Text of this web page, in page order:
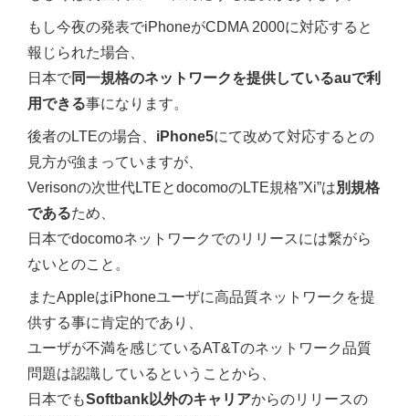
もし今夜の発表でiPhoneがCDMA 2000に対応すると
報じられた場合、
日本で同一規格のネットワークを提供しているauで利
用できる事になります。
後者のLTEの場合、 iPhone5にて改めて対応するとの
見方が強まっていますが、
Verisonの次世代LTEとdocomoのLTE規格”Xi”は別規格
であるため、
日本でdocomoネットワークでのリリースには繋がら
ないとのこと。
またAppleはiPhoneユーザに高品質ネットワークを提
供する事に肯定的であり、
ユーザが不満を感じているAT&Tのネットワーク品質
問題は認識しているということから、
日本でもSoftbank以外のキャリアからのリリースの